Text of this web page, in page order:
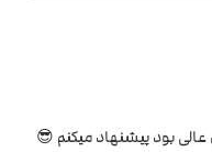
بود پیشنهاد میکنم 😎